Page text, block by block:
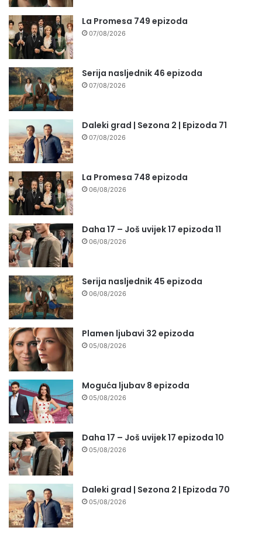
La Promesa 749 epizoda
07/08/2026
Serija nasljednik 46 epizoda
07/08/2026
Daleki grad | Sezona 2 | Epizoda 71
07/08/2026
La Promesa 748 epizoda
06/08/2026
Daha 17 – Još uvijek 17 epizoda 11
06/08/2026
Serija nasljednik 45 epizoda
06/08/2026
Plamen ljubavi 32 epizoda
05/08/2026
Moguća ljubav 8 epizoda
05/08/2026
Daha 17 – Još uvijek 17 epizoda 10
05/08/2026
Daleki grad | Sezona 2 | Epizoda 70
05/08/2026